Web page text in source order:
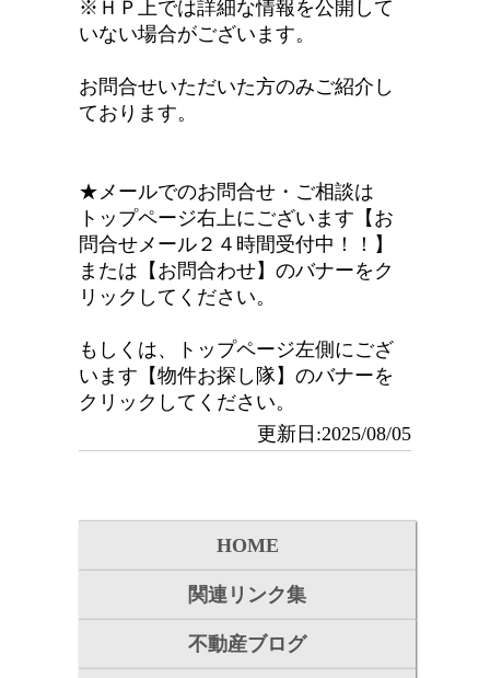
HOME
関連リンク集
不動産ブログ
※ＨＰ上では詳細な情報を公開して
いない場合がございます。
お問合せいただいた方のみご紹介し
ております。
★メールでのお問合せ・ご相談は
トップページ右上にございます【お
問合せメール２４時間受付中！！】
または【お問合わせ】のバナーをク
リックしてください。
もしくは、トップページ左側にござ
います【物件お探し隊】のバナーを
クリックしてください。
更新日:2025/08/05